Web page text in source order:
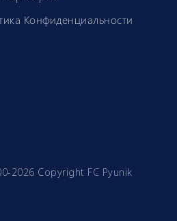
Конфиденциальности
2026 Copyright FC Pyunik